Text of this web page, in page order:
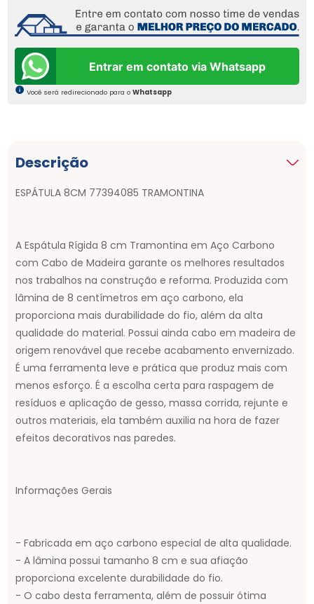
Entrar em contato via Whatsapp
Você será redirecionado para o Whatsapp
Descrição
ESPÁTULA 8CM 77394085 TRAMONTINA
A Espátula Rígida 8 cm Tramontina em Aço Carbono
com Cabo de Madeira garante os melhores resultados
nos trabalhos na construção e reforma. Produzida com
lâmina de 8 centímetros em aço carbono, ela
proporciona mais durabilidade do fio, além da alta
qualidade do material. Possui ainda cabo em madeira de
origem renovável que recebe acabamento envernizado.
É uma ferramenta leve e prática que produz mais com
menos esforço. É a escolha certa para raspagem de
resíduos e aplicação de gesso, massa corrida, rejunte e
outros materiais, ela também auxilia na hora de fazer
efeitos decorativos nas paredes.
Informações Gerais
- Fabricada em aço carbono especial de alta qualidade.
- A lâmina possui tamanho 8 cm e sua afiação
proporciona excelente durabilidade do fio.
- O cabo desta ferramenta, além de possuir ótima